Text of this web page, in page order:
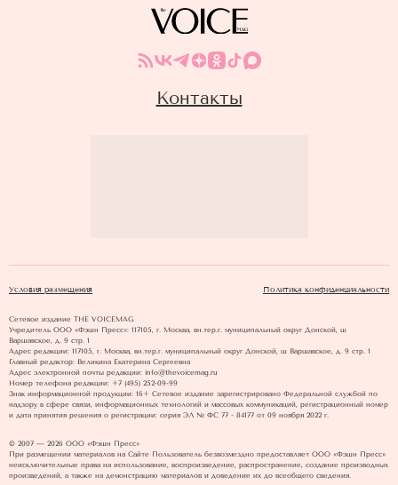
Контакты
Условия размещения Политика конфиденциальности
Сетевое издание THE VOICEMAG
Учредитель ООО «Фэшн Пресс»: 117105, г. Москва, вн.тер.г. муниципальный округ Донской, ш
Варшавское, д. 9 стр. 1
Адрес редакции: 117105, г. Москва, вн.тер.г. муниципальный округ Донской, ш Варшавское, д. 9 стр. 1
Главный редактор: Великина Екатерина Сергеевна
Адрес электронной почты редакции: info@thevoicemag.ru
Номер телефона редакции: +7 (495) 252-09-99
Знак информационной продукции: 16+ Cетевое издание зарегистрировано Федеральной службой по
надзору в сфере связи, информационных технологий и массовых коммуникаций, регистрационный номер
и дата принятия решения о регистрации: серия ЭЛ № ФС 77 - 84177 от 09 ноября 2022 г.
© 2007 — 2026 ООО «Фэшн Пресс»
При размещении материалов на Сайте Пользователь безвозмездно предоставляет ООО «Фэшн Пресс»
неисключительные права на использование, воспроизведение, распространение, создание производных
произведений, а также на демонстрацию материалов и доведение их до всеобщего сведения.